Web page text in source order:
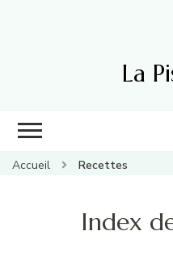
La
Accueil Recettes
Index